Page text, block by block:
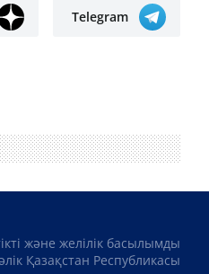
Telegram
және желілік басылымды
Қазақстан Республикасы